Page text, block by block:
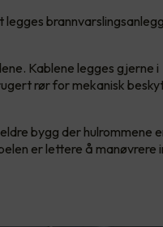
Kablene legges gjerne i
rør for mekanisk
bygg der hulrommene
er lettere å manøvrere